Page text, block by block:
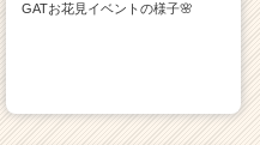
GATお花見イベントの様子🌸